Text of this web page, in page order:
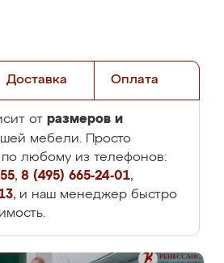
Доставка Оплата
от размеров и
мебели. Просто
любому из телефонов:
, 8 (495) 665-24-01,
, и наш менеджер быстро